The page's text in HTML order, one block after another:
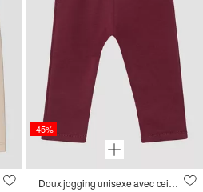
-45%
Doux jogging unisexe avec ceinture à revers